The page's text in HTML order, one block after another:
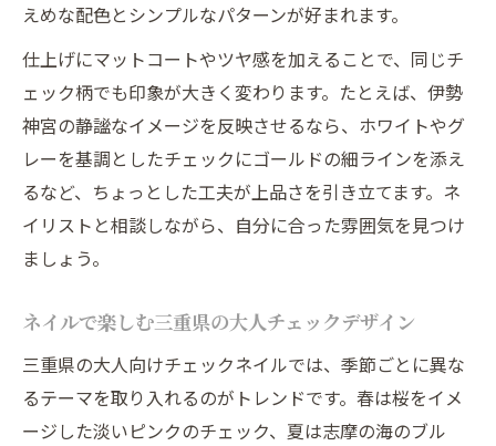
えめな配色とシンプルなパターンが好まれます。
仕上げにマットコートやツヤ感を加えることで、同じチ
ェック柄でも印象が大きく変わります。たとえば、伊勢
神宮の静謐なイメージを反映させるなら、ホワイトやグ
レーを基調としたチェックにゴールドの細ラインを添え
るなど、ちょっとした工夫が上品さを引き立てます。ネ
イリストと相談しながら、自分に合った雰囲気を見つけ
ましょう。
ネイルで楽しむ三重県の大人チェックデザイン
三重県の大人向けチェックネイルでは、季節ごとに異な
るテーマを取り入れるのがトレンドです。春は桜をイメ
ージした淡いピンクのチェック、夏は志摩の海のブル